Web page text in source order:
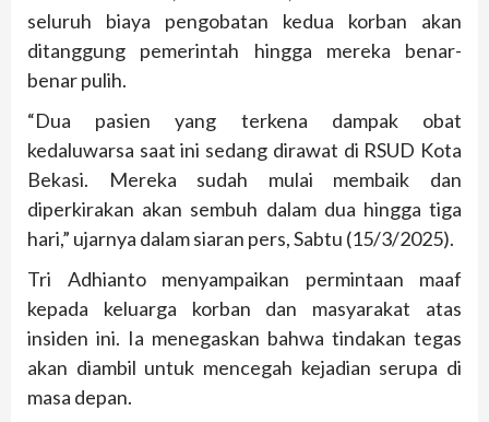
seluruh biaya pengobatan kedua korban akan
ditanggung pemerintah hingga mereka benar-
benar pulih.
“Dua pasien yang terkena dampak obat
kedaluwarsa saat ini sedang dirawat di RSUD Kota
Bekasi. Mereka sudah mulai membaik dan
diperkirakan akan sembuh dalam dua hingga tiga
hari,” ujarnya dalam siaran pers, Sabtu (15/3/2025).
Tri Adhianto menyampaikan permintaan maaf
kepada keluarga korban dan masyarakat atas
insiden ini. Ia menegaskan bahwa tindakan tegas
akan diambil untuk mencegah kejadian serupa di
masa depan.